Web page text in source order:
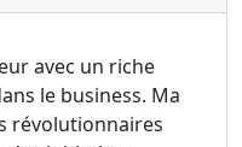
avec un riche
le business. Ma
révolutionnaires